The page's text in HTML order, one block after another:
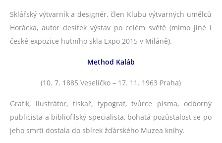
Sklářský výtvarník a designér, člen Klubu výtvarných umělců
Horácka, autor desítek výstav po celém světě (mimo jiné i
české expozice hutního skla Expo 2015 v Miláně).
Method Kaláb
(10. 7. 1885 Veselíčko – 17. 11. 1963 Praha)
Grafik, ilustrátor, tiskař, typograf, tvůrce písma, odborný
publicista a bibliofilský specialista, bohatá pozůstalost se po
jeho smrti dostala do sbírek žďárského Muzea knihy.